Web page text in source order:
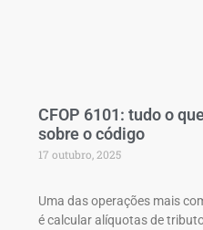
CFOP 6101: tudo o
sobre o código
17 outubro, 2025
Uma das operações mais
é calcular alíquotas de